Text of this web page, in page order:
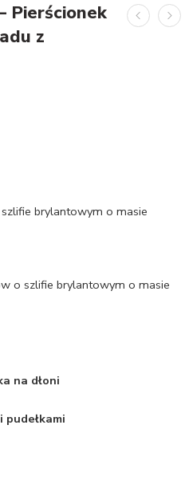
Pierścionek
z
brylantowym o masie
o szlifie brylantowym o masie
na dłoni
pudełkami